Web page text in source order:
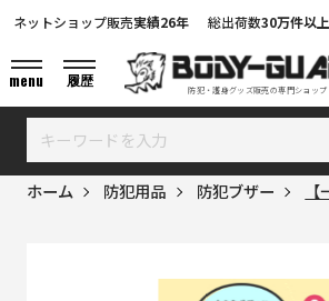
防犯・護身グッズ販売の専門ショップ
ネットショップ販売実績26年 総出荷数30万件以上
menu 履歴
ホーム 防犯用品 防犯ブザー